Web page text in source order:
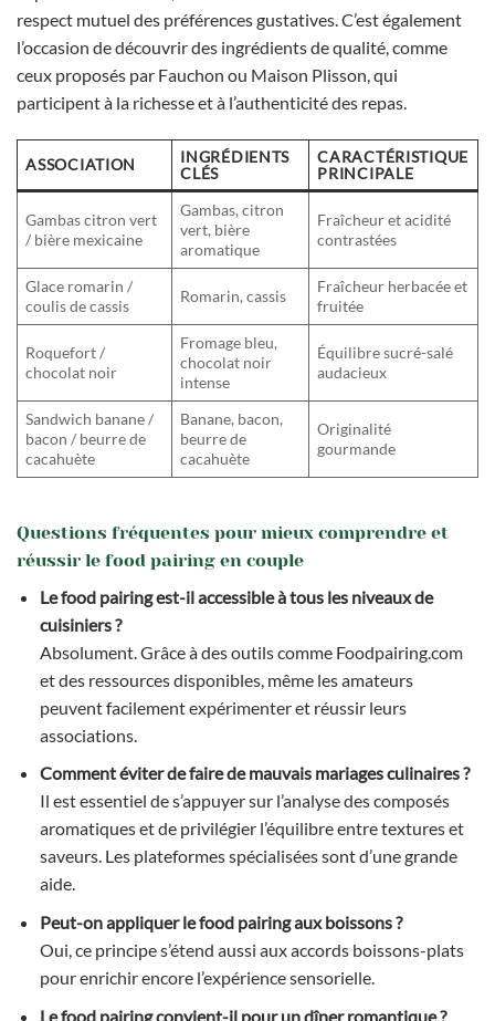
respect mutuel des préférences gustatives. C’est également
l’occasion de découvrir des ingrédients de qualité, comme
ceux proposés par Fauchon ou Maison Plisson, qui
participent à la richesse et à l’authenticité des repas.
ASSOCIATION
INGRÉDIENTS
CLÉS
CARACTÉRISTIQUE
PRINCIPALE
Gambas citron vert
/ bière mexicaine
Gambas, citron
vert, bière
aromatique
Fraîcheur et acidité
contrastées
Glace romarin /
coulis de cassis
Romarin, cassis
Fraîcheur herbacée et
fruitée
Roquefort /
chocolat noir
Fromage bleu,
chocolat noir
intense
Équilibre sucré-salé
audacieux
Sandwich banane /
bacon / beurre de
cacahuète
Banane, bacon,
beurre de
cacahuète
Originalité
gourmande
Questions fréquentes pour mieux comprendre et
réussir le food pairing en couple
Le food pairing est-il accessible à tous les niveaux de
cuisiniers ?
Absolument. Grâce à des outils comme Foodpairing.com
et des ressources disponibles, même les amateurs
peuvent facilement expérimenter et réussir leurs
associations.
Comment éviter de faire de mauvais mariages culinaires ?
Il est essentiel de s’appuyer sur l’analyse des composés
aromatiques et de privilégier l’équilibre entre textures et
saveurs. Les plateformes spécialisées sont d’une grande
aide.
Peut-on appliquer le food pairing aux boissons ?
Oui, ce principe s’étend aussi aux accords boissons-plats
pour enrichir encore l’expérience sensorielle.
Le food pairing convient-il pour un dîner romantique ?